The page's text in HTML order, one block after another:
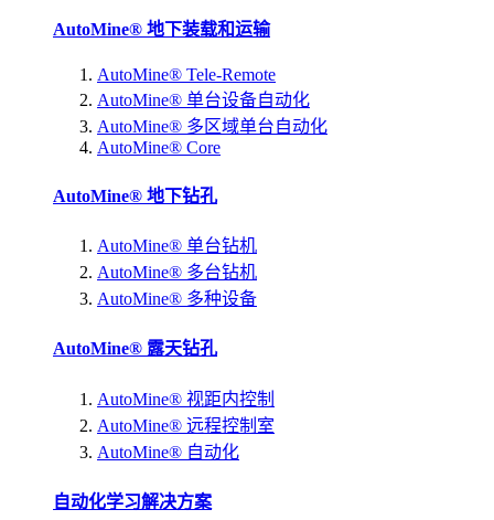
AutoMine® 地下装载和运输
AutoMine® Tele-Remote
AutoMine® 单台设备自动化
AutoMine® 多区域单台自动化
AutoMine® Core
AutoMine® 地下钻孔
AutoMine® 单台钻机
AutoMine® 多台钻机
AutoMine® 多种设备
AutoMine® 露天钻孔
AutoMine® 视距内控制
AutoMine® 远程控制室
AutoMine® 自动化
自动化学习解决方案